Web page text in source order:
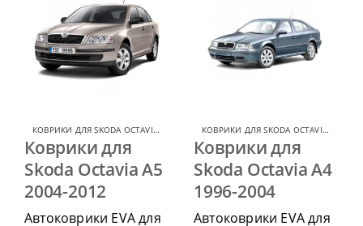
КОВРИКИ ДЛЯ SKODA OCTAVIA, КОВРИКИ ДЛЯ SKODA
Коврики для
Skoda Octavia A5
2004-2012
Автоковрики EVA для
КОВРИКИ ДЛЯ SKODA OCTAVIA,
Коврики для
Skoda Octavia А4
1996-2004
Автоковрики EVA для